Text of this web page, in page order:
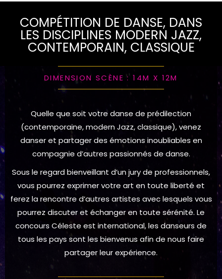
COMPÉTITION DE DANSE, DANS
LES DISCIPLINES MODERN JAZZ,
CONTEMPORAIN, CLASSIQUE
DIMENSION SCÈNE : 14M X 12M
Quelle que soit votre danse de prédilection
(contemporaine, modern Jazz, classique), venez
danser et partager des émotions inoubliables en
compagnie d’autres passionnés de danse.
Sous le regard bienveillant d’un jury de professionnels,
vous pourrez exprimer votre art en toute liberté et
ferez la rencontre d’autres artistes avec lesquels vous
pourrez discuter et échanger en toute sérénité. Le
concours Céleste est international, les danseurs de
tous les pays sont les bienvenus afin de nous faire
partager leur expérience.